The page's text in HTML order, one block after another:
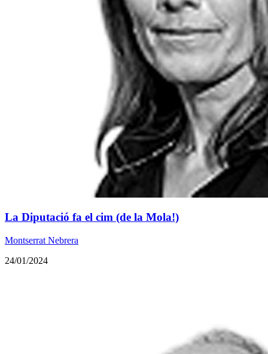
La Diputació fa el cim (de la Mola!)
Montserrat Nebrera
24/01/2024